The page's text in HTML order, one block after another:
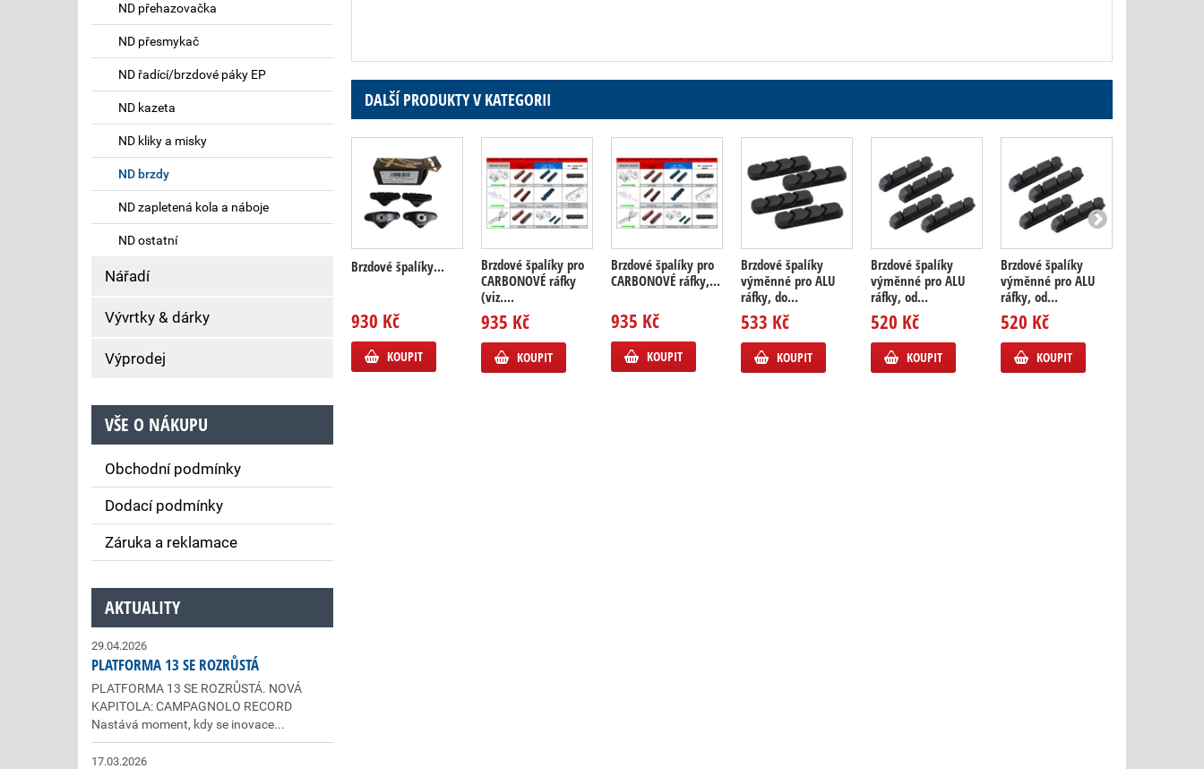
DALŠÍ PRODUKTY V KATEGORII
Brzdové špalíky...
930 Kč
KOUPIT
Brzdové špalíky pro
CARBONOVÉ ráfky
(viz....
935 Kč
KOUPIT
Brzdové špalíky pro
CARBONOVÉ ráfky,...
935 Kč
KOUPIT
Brzdové špalíky
výměnné pro ALU
ráfky, do...
533 Kč
KOUPIT
Brzdové špalíky
výměnné pro ALU
ráfky, od...
520 Kč
KOUPIT
Brzdové špalíky
výměnné pro ALU
ráfky, od...
520 Kč
KOUPIT
ND přehazovačka
ND přesmykač
ND řadící/brzdové páky EP
ND kazeta
ND kliky a misky
ND brzdy
ND zapletená kola a náboje
ND ostatní
Nářadí
Vývrtky & dárky
Výprodej
VŠE O NÁKUPU
Obchodní podmínky
Dodací podmínky
Záruka a reklamace
AKTUALITY
29.04.2026
PLATFORMA 13 SE ROZRŮSTÁ
PLATFORMA 13 SE ROZRŮSTÁ. NOVÁ
KAPITOLA: CAMPAGNOLO RECORD
Nastává moment, kdy se inovace...
17.03.2026